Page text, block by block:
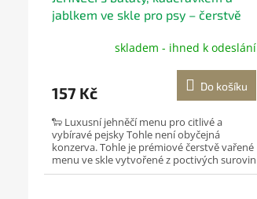
jablkem ve skle pro psy – čerstvě
vařené v páře pro zachování živin
skladem - ihned k odeslání
157 Kč Do košíku
🐑 Luxusní jehněčí menu pro citlivé a
vybíravé pejsky Tohle není obyčejná
konzerva. Tohle je prémiové čerstvě vařené
menu ve skle vytvořené z poctivých surovin
v potravinářské...